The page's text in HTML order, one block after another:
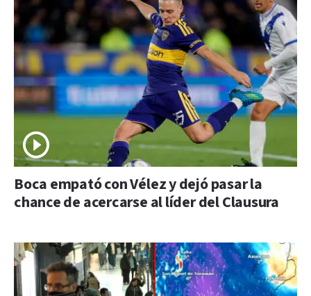
Boca empató con Vélez y dejó pasar la
chance de acercarse al líder del Clausura